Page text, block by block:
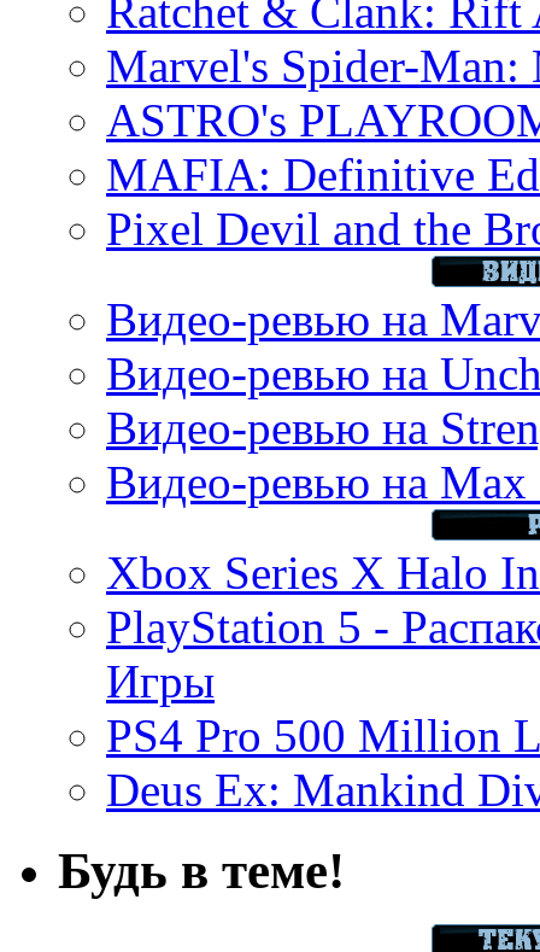
Ratchet & Clank: Rift
Marvel's Spider-Man:
ASTRO's
MAFIA: Definitive
Pixel Devil and the
Видео-ревью на
Видео-ревью на
Видео-ревью на
Видео-ревью на Max
Xbox Series X Halo
PlayStation 5 -
Игры
PS4 Pro 500 Million
Deus Ex: Mankind
Будь в теме!